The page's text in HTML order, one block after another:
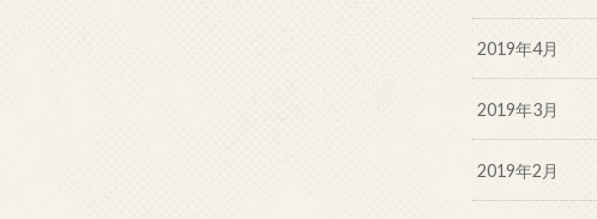
2019年4月
2019年3月
2019年2月